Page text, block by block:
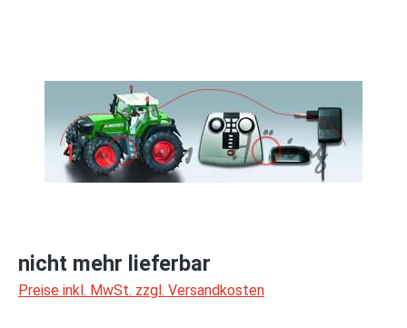
nicht mehr lieferbar
Preise inkl. MwSt. zzgl. Versandkosten